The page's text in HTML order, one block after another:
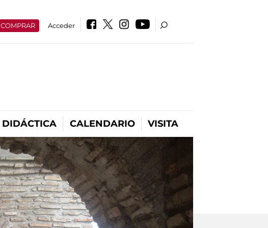
COMPRAR Acceder
DIDÁCTICA CALENDARIO VISITA